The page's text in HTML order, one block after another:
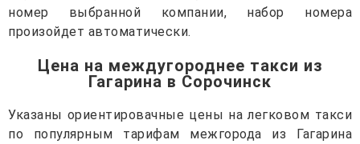
номер выбранной компании, набор номера
произойдет автоматически.
Цена на междугороднее такси из
Гагарина в Сорочинск
Указаны ориентировачные цены на легковом такси
по популярным тарифам межгорода из Гагарина